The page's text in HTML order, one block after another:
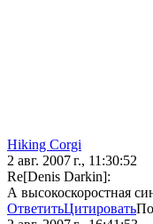
Hiking Corgi
2 авг. 2007 г., 11:30:52
Re[Denis Darkin]:
А высокоскоростная
ОтветитьЦитировать